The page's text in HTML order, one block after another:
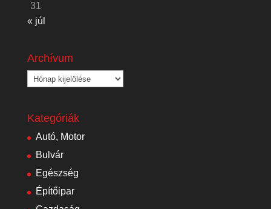
31
« júl
Archívum
Archívum
Kategóriák
Autó, Motor
Bulvár
Egészség
Építőipar